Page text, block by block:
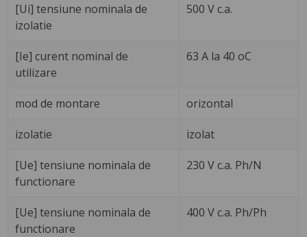
[Ui] tensiune nominala de
izolatie
500 V c.a.
[Ie] curent nominal de
utilizare
63 A la 40 oC
mod de montare orizontal
izolatie izolat
[Ue] tensiune nominala de
functionare
230 V c.a. Ph/N
[Ue] tensiune nominala de
functionare
400 V c.a. Ph/Ph